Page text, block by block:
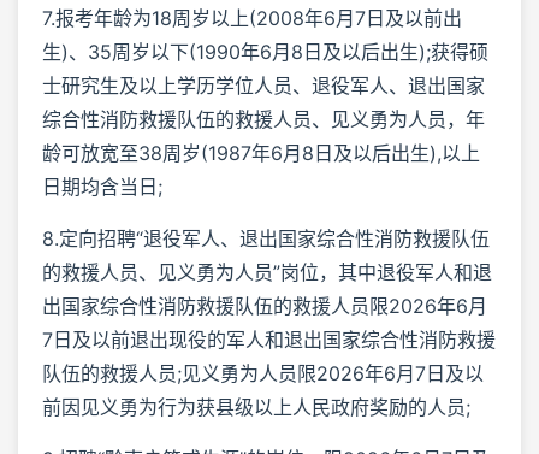
7.报考年龄为18周岁以上(2008年6月7日及以前出
生)、35周岁以下(1990年6月8日及以后出生);获得硕
士研究生及以上学历学位人员、退役军人、退出国家
综合性消防救援队伍的救援人员、见义勇为人员，年
龄可放宽至38周岁(1987年6月8日及以后出生),以上
日期均含当日;
8.定向招聘“退役军人、退出国家综合性消防救援队伍
的救援人员、见义勇为人员”岗位，其中退役军人和退
出国家综合性消防救援队伍的救援人员限2026年6月
7日及以前退出现役的军人和退出国家综合性消防救援
队伍的救援人员;见义勇为人员限2026年6月7日及以
前因见义勇为行为获县级以上人民政府奖励的人员;